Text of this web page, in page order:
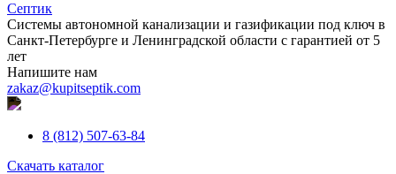
Септик
Системы автономной канализации и газификации под ключ в
Санкт-Петербурге и Ленинградской области с гарантией от 5
лет
Напишите нам
zakaz@kupitseptik.com
8 (812) 507-63-84
Скачать каталог